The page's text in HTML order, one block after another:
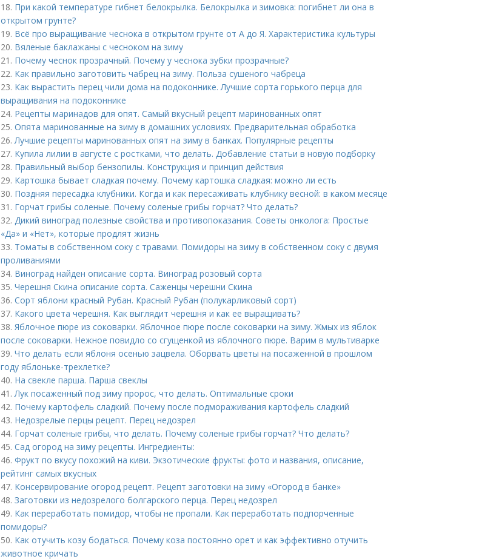
18. При какой температуре гибнет белокрылка. Белокрылка и зимовка: погибнет ли она в
открытом грунте?
19. Всё про выращивание чеснока в открытом грунте от А до Я. Характеристика культуры
20. Вяленые баклажаны с чесноком на зиму
21. Почему чеснок прозрачный. Почему у чеснока зубки прозрачные?
22. Как правильно заготовить чабрец на зиму. Польза сушеного чабреца
23. Как вырастить перец чили дома на подоконнике. Лучшие сорта горького перца для
выращивания на подоконнике
24. Рецепты маринадов для опят. Самый вкусный рецепт маринованных опят
25. Опята маринованные на зиму в домашних условиях. Предварительная обработка
26.Лучшие рецепты маринованных опят на зиму в банках. Популярные рецепты
27. Купила лилии в августе с ростками, что делать. Добавление статьи в новую подборку
28. Правильный выбор бензопилы. Конструкция и принцип действия
29. Картошка бывает сладкая почему. Почему картошка сладкая: можно ли есть
30. Поздняя пересадка клубники. Когда и как пересаживать клубнику весной: в каком месяце
31. Горчат грибы соленые. Почему соленые грибы горчат? Что делать?
32. Дикий виноград полезные свойства и противопоказания. Советы онколога: Простые
«Да» и «Нет», которые продлят жизнь
33. Томаты в собственном соку с травами. Помидоры на зиму в собственном соку с двумя
проливаниями
34. Виноград найден описание сорта. Виноград розовый сорта
35. Черешня Скина описание сорта. Саженцы черешни Скина
36. Сорт яблони красный Рубан. Красный Рубан (полукарликовый сорт)
37. Какого цвета черешня. Как выглядит черешня и как ее выращивать?
38. Яблочное пюре из соковарки. Яблочное пюре после соковарки на зиму. Жмых из яблок
после соковарки. Нежное повидло со сгущенкой из яблочного пюре. Варим в мультиварке
39. Что делать если яблоня осенью зацвела. Оборвать цветы на посаженной в прошлом
году яблоньке-трехлетке?
40. На свекле парша. Парша свеклы
41.Лук посаженный под зиму пророс, что делать. Оптимальные сроки
42. Почему картофель сладкий. Почему после подмораживания картофель сладкий
43. Недозрелые перцы рецепт. Перец недозрел
44. Горчат соленые грибы, что делать. Почему соленые грибы горчат? Что делать?
45. Сад огород на зиму рецепты. Ингредиенты:
46. Фрукт по вкусу похожий на киви. Экзотические фрукты: фото и названия, описание,
рейтинг самых вкусных
47. Консервирование огород рецепт. Рецепт заготовки на зиму «Огород в банке»
48. Заготовки из недозрелого болгарского перца. Перец недозрел
49. Как переработать помидор, чтобы не пропали. Как переработать подпорченные
помидоры?
50. Как отучить козу бодаться. Почему коза постоянно орет и как эффективно отучить
животное кричать